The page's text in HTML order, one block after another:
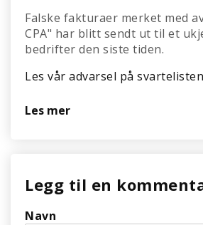
Falske fakturaer merket med
CPA" har blitt sendt ut til et
bedrifter den siste tiden.
Les vår advarsel på
Les mer
Legg til en
Navn